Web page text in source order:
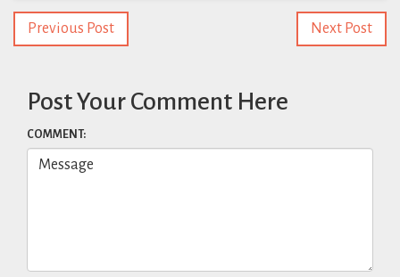
Previous Post Next Post
Post Your Comment Here
COMMENT: